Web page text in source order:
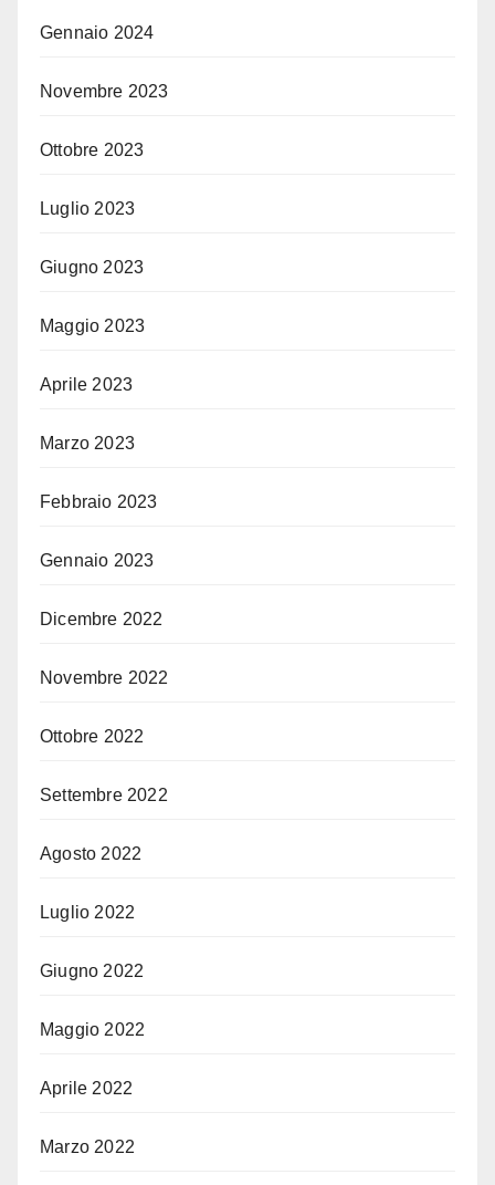
Gennaio 2024
Novembre 2023
Ottobre 2023
Luglio 2023
Giugno 2023
Maggio 2023
Aprile 2023
Marzo 2023
Febbraio 2023
Gennaio 2023
Dicembre 2022
Novembre 2022
Ottobre 2022
Settembre 2022
Agosto 2022
Luglio 2022
Giugno 2022
Maggio 2022
Aprile 2022
Marzo 2022